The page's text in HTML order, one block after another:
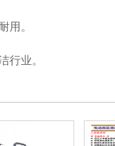
用。
行业。